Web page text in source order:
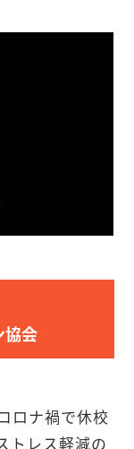
協会
ロナ禍で休校
トレス軽減の